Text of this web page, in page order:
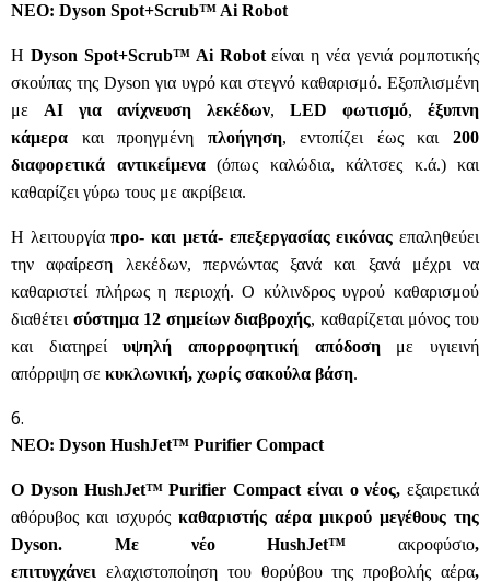
ΝΕΟ: Dyson Spot+Scrub™ Ai Robot
Η Dyson Spot+Scrub™ Ai Robotείναι η νέα γενιά ρομποτικής
σκούπας της Dyson για υγρό και στεγνό καθαρισμό. Εξοπλισμένη
με AI για ανίχνευση λεκέδων, LED φωτισμό, έξυπνη
κάμερα και προηγμένη πλοήγηση, εντοπίζει έως και200
διαφορετικά αντικείμενα(όπως καλώδια, κάλτσες κ.ά.) και
καθαρίζει γύρω τους με ακρίβεια.
Η λειτουργίαπρο- και μετά- επεξεργασίας εικόνας επαληθεύει
την αφαίρεση λεκέδων, περνώντας ξανά και ξανά μέχρι να
καθαριστεί πλήρως η περιοχή. Ο κύλινδρος υγρού καθαρισμού
διαθέτει σύστημα 12 σημείων διαβροχής, καθαρίζεται μόνος του
και διατηρείυψηλή απορροφητική απόδοσημε υγιεινή
απόρριψη σε κυκλωνική, χωρίς σακούλα βάση.
ΝΕΟ: Dyson HushJet™ Purifier Compact
Ο Dyson HushJet™ Purifier Compact είναι ο νέος, εξαιρετικά
αθόρυβος και ισχυρός καθαριστής αέρα μικρού μεγέθους της
Dyson. Με νέο HushJet™ ακροφύσιο,
επιτυγχάνει ελαχιστοποίηση του θορύβου της προβολής αέρα,